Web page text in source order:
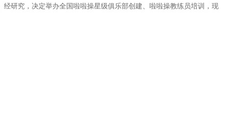
经研究，决定举办全国啦啦操星级俱乐部创建、啦啦操教练员培训，现